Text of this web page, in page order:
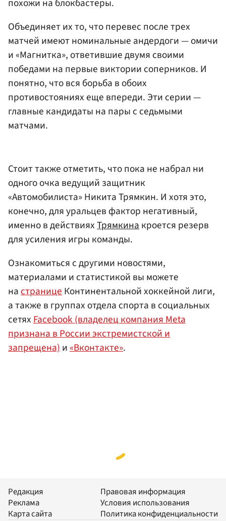
похожи на блокбастеры.
Объединяет их то, что перевес после трех
матчей имеют номинальные андердоги — омичи
и «Магнитка», ответившие двумя своими
победами на первые виктории соперников. И
понятно, что вся борьба в обоих
противостояниях еще впереди. Эти серии —
главные кандидаты на пары с седьмыми
матчами.
Стоит также отметить, что пока не набрал ни
одного очка ведущий защитник
«Автомобилиста» Никита Трямкин. И хотя это,
конечно, для уральцев фактор негативный,
именно в действияхТрямкинакроется резерв
для усиления игры команды.
Ознакомиться с другими новостями,
материалами и статистикой вы можете
настраницеКонтинентальной хоккейной лиги,
а также в группах отдела спорта в социальных
сетяхFacebook (владелец компания Meta
признана в России экстремистской и
запрещена)и«Вконтакте».
Редакция
Реклама
Карта сайта
Правовая информация
Условия использования
Политика конфиденциальности